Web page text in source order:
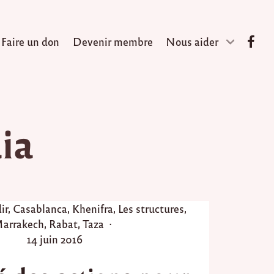
Faire un don Devenir membre Nous aider
, Casablanca, Khenifra, Les structures,
, Rabat,Taza
P
14 juin 2016